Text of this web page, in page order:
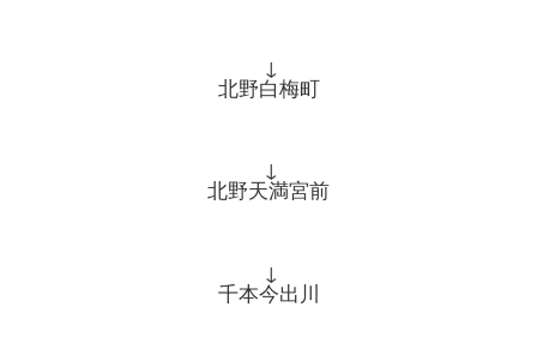
↓
北野白梅町
↓
北野天満宮前
↓
千本今出川